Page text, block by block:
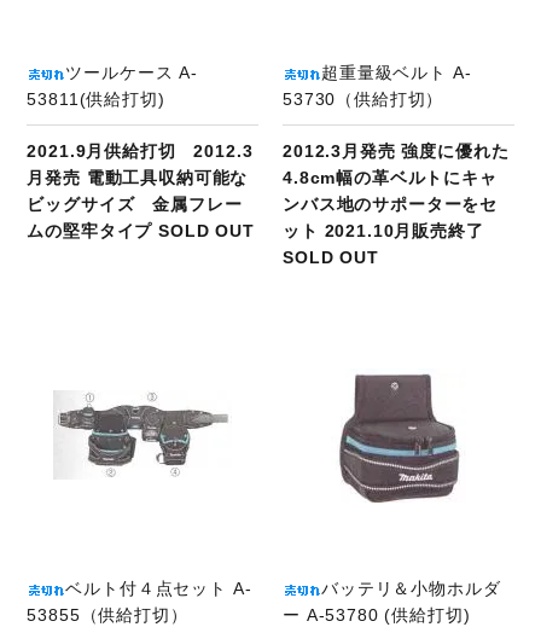
ツールケース A-
53811(供給打切)
2021.9月供給打切 2012.3
月発売 電動工具収納可能な
ビッグサイズ 金属フレー
ムの堅牢タイプ SOLD OUT
超重量級ベルト A-
53730（供給打切）
2012.3月発売 強度に優れた
4.8cm幅の革ベルトにキャ
ンバス地のサポーターをセ
ット 2021.10月販売終了
SOLD OUT
ベルト付４点セット A-
53855（供給打切）
バッテリ＆小物ホルダ
ー A-53780 (供給打切)